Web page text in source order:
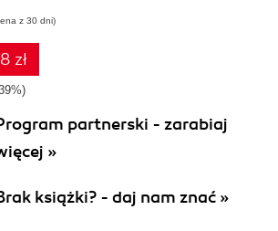
dla
II
z 30 dni)
zł
partnerski - zarabiaj
»
książki? - daj nam znać »